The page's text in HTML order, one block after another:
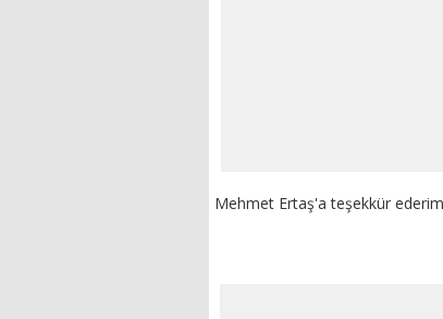
Mehmet Ertaş'a teşekkür